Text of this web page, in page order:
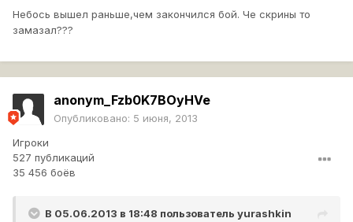
Небось вышел раньше,чем закончился бой. Че скрины то
замазал???
anonym_Fzb0K7BOyHVe
Опубликовано: 5 июня, 2013
Игроки
527 публикаций
35 456 боёв
В 05.06.2013 в 18:48 пользователь yurashkin